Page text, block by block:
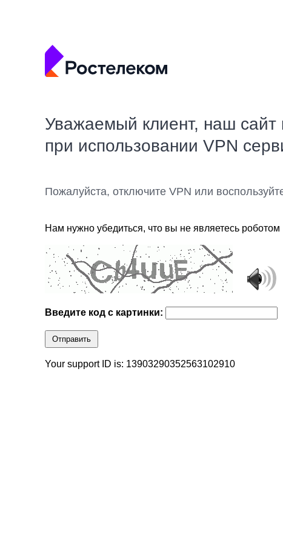
Уважаемый клиент, наш сайт
при использовании VPN
Пожалуйста, отключите VPN или
Нам нужно убедиться, что вы не являетесь роботом
Введите код с картинки:
Отправить
Your support ID is: 13903290352563102910